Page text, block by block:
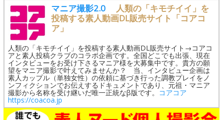
マニア撮影2.0
人類の「キモチイイ」を
投稿する素人動画DL販売サイト「コアコ
ア」
人類の「キモチイイ」を投稿する素人動画DL販売サイト→コアコ
アと素人投稿クラブのコラボ企画です。全国どこでも出張、現在
インタビューをお受け下さるマニア様を大募集中です。貴方の願
望をマニア撮影で叶えてみませんか？ 当、インタビュー企画は
素人カップル（単独女性）の依頼に基づき行った調教プレイをノ
ンフィクションでお伝えするドキュメントであり、元祖・マニア
撮影から名称を受け継いだ唯一正統なβ版です。 コアコア
https://coacoa.jp